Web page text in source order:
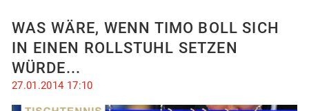
WAS WÄRE, WENN TIMO BOLL SICH
IN EINEN ROLLSTUHL SETZEN
WÜRDE...
27.01.2014 17:10